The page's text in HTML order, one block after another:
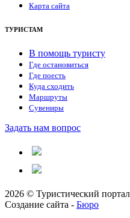
Карта сайта
ТУРИСТАМ
В помощь туристу
Где остановиться
Где поесть
Куда сходить
Маршруты
Сувениры
Задать нам вопрос
2026 © Туристический
Создание сайта - Бюро